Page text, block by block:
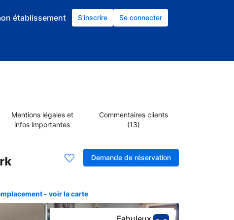
établissement S'inscrire Se connecter
Mentions légales et
infos importantes
Commentaires clients
(13)
Demande de réservation
- voir la carte